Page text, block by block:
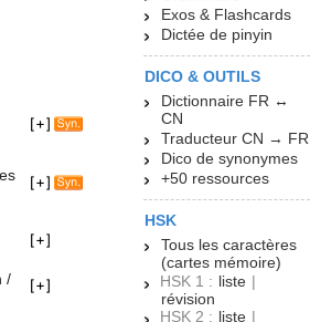
/
Exos & Flashcards
Dictée de pinyin
DICO & OUTILS
Dictionnaire FR ↔
CN
Traducteur CN → FR
Dico de synonymes
+50 ressources
HSK
Tous les caractères
(cartes mémoire)
HSK 1 : liste |
révision
HSK 2 : liste |